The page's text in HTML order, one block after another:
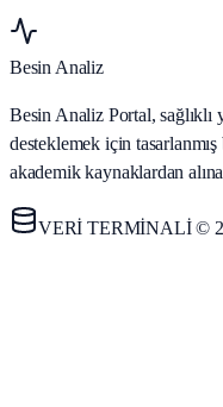
Besin Analiz
Besin Analiz Portal, sağlıklı
desteklemek için
akademik kaynaklardan
VERİ TERMİNALİ ©